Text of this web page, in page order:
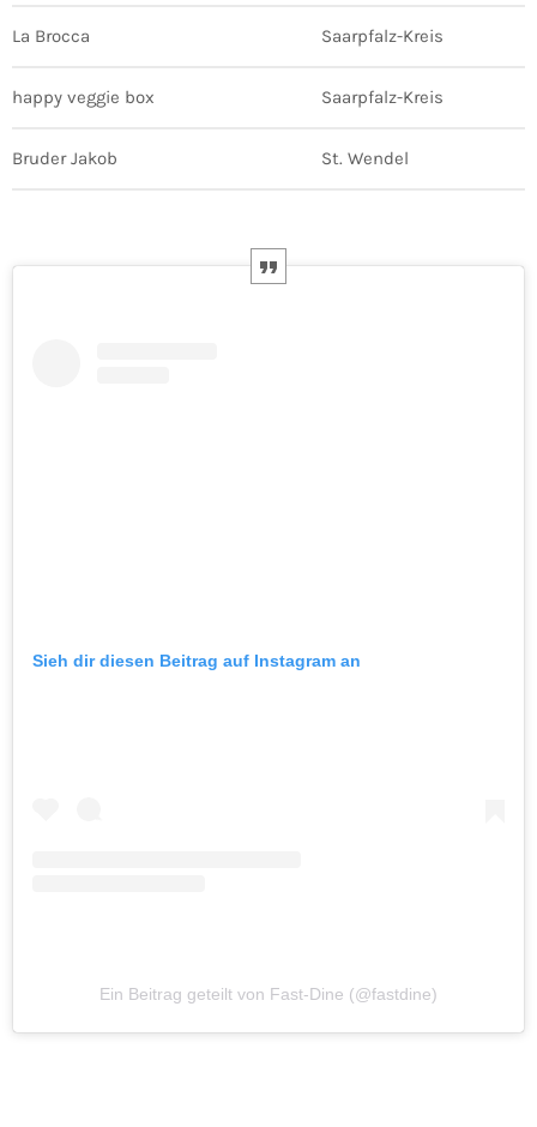
La Brocca Saarpfalz-Kreis
happy veggie box Saarpfalz-Kreis
Bruder Jakob St. Wendel
Sieh dir diesen Beitrag auf Instagram an
Ein Beitrag geteilt von Fast-Dine (@fastdine)